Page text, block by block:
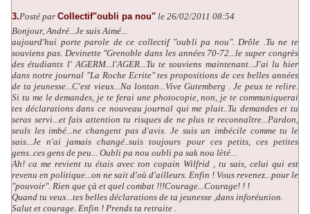
3.Posté par Collectif"oubli pa nou" le 26/02/2011 08:54
Bonjour, André...Je suis Aimé...
aujourd'hui porte parole de ce collectif "oubli pa nou". Drôle .Tu ne te
souviens pas. Devinette "Grenoble dans les années 70-72...le super congrès
des étudiants l' AGERM...l'AGER...Tu te souviens maintenant...J'ai lu hier
dans notre journal "La Roche Ecrite" tes propositions de ces belles années
de ta jeunesse...C'est vieux...Na lontan...Vive Gutemberg . Je peux te relire.
Si tu me le demandes, je te ferai une photocopie, non, je te communiquerai
tes déclarations dans ce nouveau journal qui me plait..Tu demandes et tu
seras servi...et fais attention tu risques de ne plus te reconnaître...Pardon,
seuls les imbé...ne changent pas d'avis. Je suis un imbécile comme tu le
sais...Je n'ai jamais changé..suis toujours pour ces petits, ces petites
gens..ces gens de peu... Oubli pa nou oubli pa sak nou lèté...
Ah! ca me revient tu étais avec ton copain Wilfrid , tu sais, celui qui est
revenu en politique...on ne sait d'où d'ailleurs. Enfin ! Vous revenez...pour le
"pouvoir". Rien que çà et quel combat !!!Courage...Courage! ! !
Quand tu veux...tes belles déclarations de ta jeunesse ,dans inforéunion.
Salut et courage. Enfin ! Prends ta retraite .